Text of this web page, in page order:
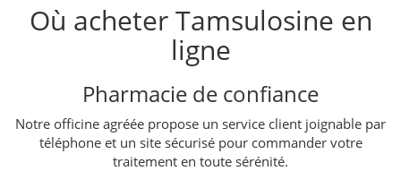
Où acheter Tamsulosine en
ligne
Pharmacie de confiance
Notre officine agréée propose un service client joignable par
téléphone et un site sécurisé pour commander votre
traitement en toute sérénité.